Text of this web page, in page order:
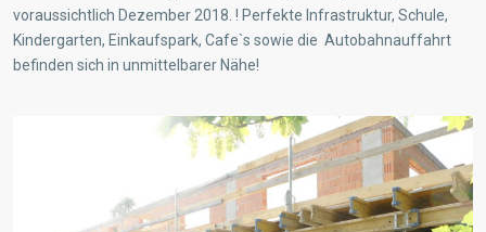
voraussichtlich Dezember 2018. ! Perfekte Infrastruktur, Schule,
Kindergarten, Einkaufspark, Cafe`s sowie die Autobahnauffahrt
befinden sich in unmittelbarer Nähe!